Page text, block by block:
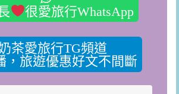
很愛旅行WhatsApp
茶愛旅行TG頻道
，旅遊優惠好文不間斷